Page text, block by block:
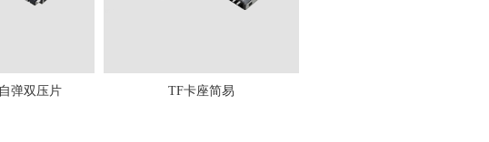
弹双压片 TF卡座简易